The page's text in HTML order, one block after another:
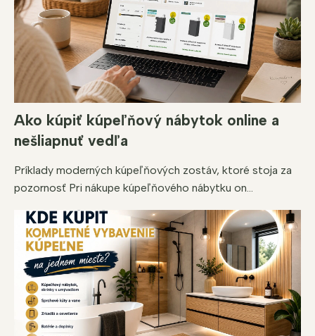
Ako kúpiť kúpeľňový nábytok online a
nešliapnuť vedľa
Príklady moderných kúpeľňových zostáv, ktoré stoja za
pozornosť Pri nákupe kúpeľňového nábytku on...